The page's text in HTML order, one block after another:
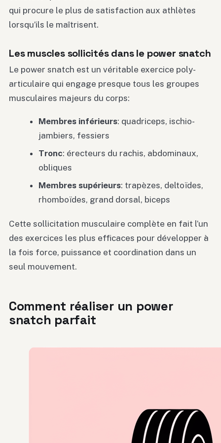
qui procure le plus de satisfaction aux athlètes
lorsqu’ils le maîtrisent.
Les muscles sollicités dans le power snatch
Le power snatch est un véritable exercice poly-
articulaire qui engage presque tous les groupes
musculaires majeurs du corps:
Membres inférieurs: quadriceps, ischio-
jambiers, fessiers
Tronc: érecteurs du rachis, abdominaux,
obliques
Membres supérieurs: trapèzes, deltoïdes,
rhomboïdes, grand dorsal, biceps
Cette sollicitation musculaire complète en fait l’un
des exercices les plus efficaces pour développer à
la fois force, puissance et coordination dans un
seul mouvement.
Comment réaliser un power
snatch parfait